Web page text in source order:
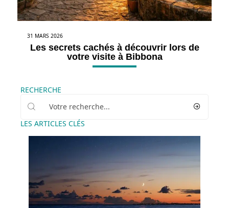
31 MARS 2026
Les secrets cachés à découvrir lors de
votre visite à Bibbona
RECHERCHE
LES ARTICLES CLÉS